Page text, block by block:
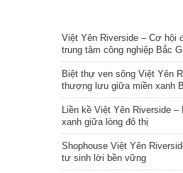
Việt Yên Riverside – Cơ hội
trung tâm công nghiệp Bắc
Biệt thự ven sông Việt Yên
thượng lưu giữa miền xanh
Liền kề Việt Yên Riverside –
xanh giữa lòng đô thị
Shophouse Việt Yên
tư sinh lời bền vững